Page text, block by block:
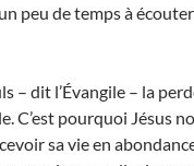
peu de temps à
dit l’Évangile – la
C’est pourquoi Jésus
sa vie en